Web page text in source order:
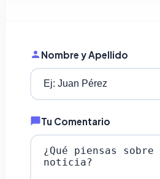
Nombre y Apellido
Tu Comentario